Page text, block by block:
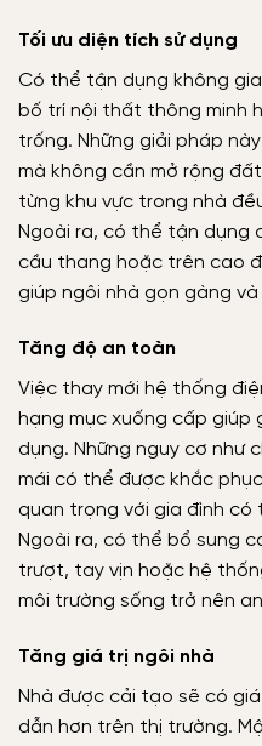
Tối ưu diện tích sử dụng
Có thể tận dụng không
bố trí nội thất thông minh
trống. Những giải pháp
mà không cần mở rộng
từng khu vực trong nhà
Ngoài ra, có thể tận dụng
cầu thang hoặc trên cao
giúp ngôi nhà gọn gàng
Tăng độ an toàn
Việc thay mới hệ thống
hạng mục xuống cấp giúp
dụng. Những nguy cơ như
mái có thể được khắc
quan trọng với gia đình có
Ngoài ra, có thể bổ sung
trượt, tay vịn hoặc hệ
môi trường sống trở nên
Tăng giá trị ngôi nhà
Nhà được cải tạo sẽ có
dẫn hơn trên thị trường.